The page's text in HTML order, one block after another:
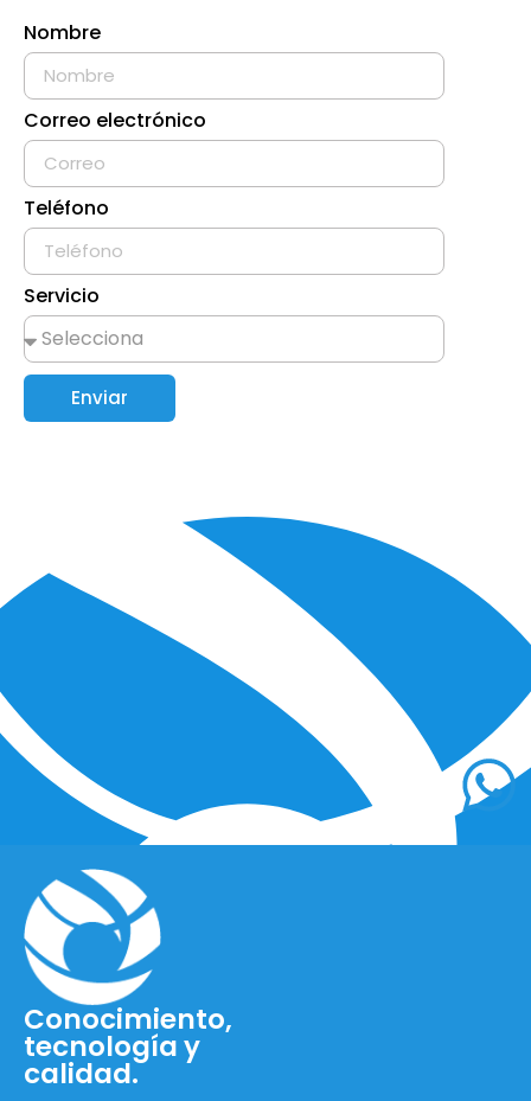
Nombre
Correo electrónico
Teléfono
Servicio
Enviar
Conocimiento,
tecnología y
calidad.